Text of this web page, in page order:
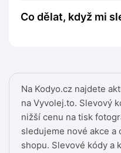
Na Kodyo.cz najdete
na Vyvolej.to. Slevový
nižší cenu na tisk
sledujeme nové akce
shopu. Slevové kódy a
Co dělat, když mi